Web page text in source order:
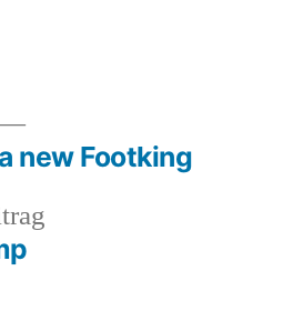
Nächster
Beitrag:
new Footking